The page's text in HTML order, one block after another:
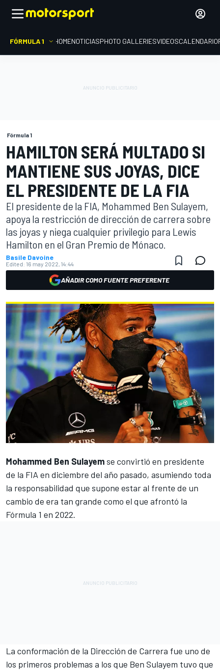
FÓRMULA 1 HOMENOTICIASPHOTO GALLERIESVIDEOSCALENDARIO
Fórmula 1
HAMILTON SERÁ MULTADO SI
MANTIENE SUS JOYAS, DICE
EL PRESIDENTE DE LA FIA
El presidente de la FIA, Mohammed Ben Sulayem,
apoya la restricción de dirección de carrera sobre
las joyas y niega cualquier privilegio para Lewis
Hamilton en el Gran Premio de Mónaco.
Basile Davoine
Edited: 16 may 2022, 14:44
AÑADIR COMO FUENTE PREFERENTE
Mohammed Ben Sulayemse convirtió en presidente
de la FIA en diciembre del año pasado, asumiendo toda
la responsabilidad que supone estar al frente de un
cambio de era tan grande como el que afrontó la
Fórmula 1 en 2022.
La conformación de la Dirección de Carrera fue uno de
los primeros problemas a los que Ben Sulayem tuvo que